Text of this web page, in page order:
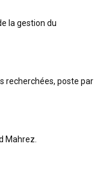
la gestion du
recherchées, poste par
Mahrez.